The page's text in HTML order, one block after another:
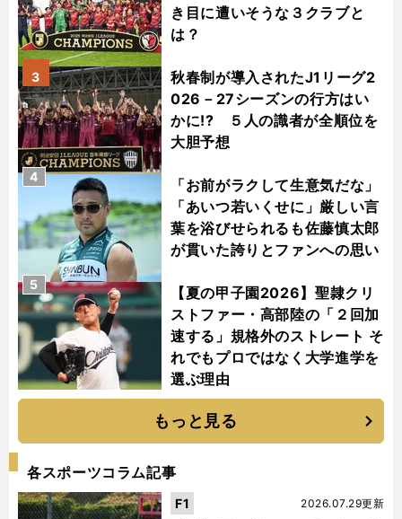
き目に遭いそうな３クラブと
は？
秋春制が導入されたJ1リーグ2
026－27シーズンの行方はい
かに!? ５人の識者が全順位を
大胆予想
3
「お前がラクして生意気だな」
「あいつ若いくせに」厳しい言
葉を浴びせられるも佐藤慎太郎
が貫いた誇りとファンへの思い
4
【夏の甲子園2026】聖隷クリ
ストファー・高部陸の「２回加
速する」規格外のストレート そ
れでもプロではなく大学進学を
選ぶ理由
5
もっと見る
各スポーツコラム記事
2026.07.29更新
F1